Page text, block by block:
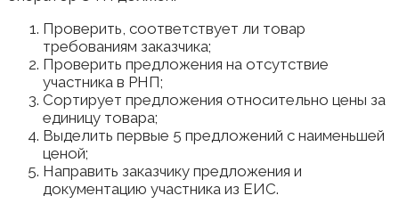
Проверить, соответствует ли товар
требованиям заказчика;
Проверить предложения на отсутствие
участника в РНП;
Сортирует предложения относительно цены за
единицу товара;
Выделить первые 5 предложений с наименьшей
ценой;
Направить заказчику предложения и
документацию участника из ЕИС.